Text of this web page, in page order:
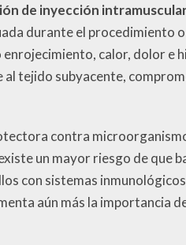
de inyección
durante el procedimiento
calor, dolor e
al tejido subyacente,
contra
un mayor riesgo de que
con sistemas
aún más la importancia